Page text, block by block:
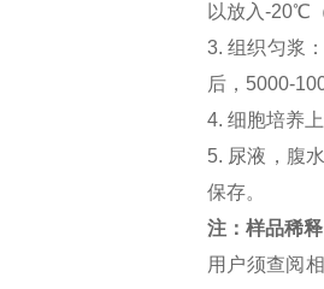
以放入-20℃
3. 组织匀浆
后，5000-
4. 细胞培养
5. 尿液，腹
保存。
注：样品稀
用户须查阅